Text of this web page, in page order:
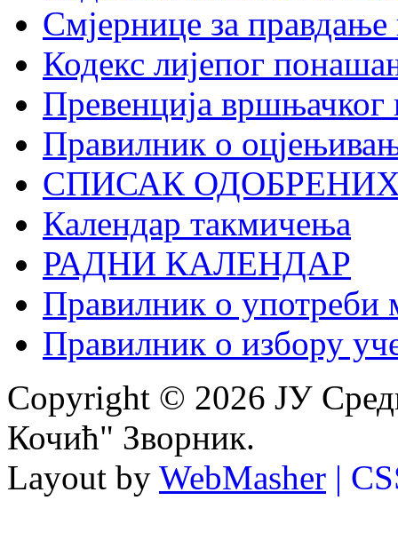
Смјернице за правдање
Кодекс лијепог
Превенција вршњачког
Правилник о
СПИСАК
Календар такмичења
РАДНИ КАЛЕНДАР
Правилник о употреби
Правилник о избору
Copyright © 2026 ЈУ
Кочић" Зворник.
Layout by WebMasher |